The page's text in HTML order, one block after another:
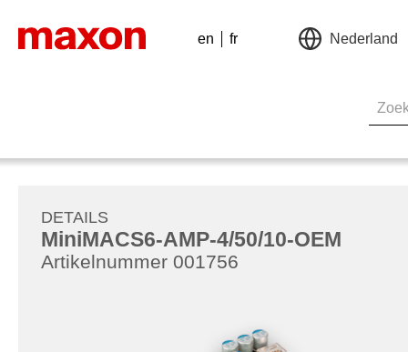
en fr Nederland
DETAILS
MiniMACS6-AMP-4/50/10-OEM
Artikelnummer 001756